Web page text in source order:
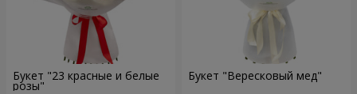
Букет "23 красные и белые
розы"
Букет "Вересковый мед"